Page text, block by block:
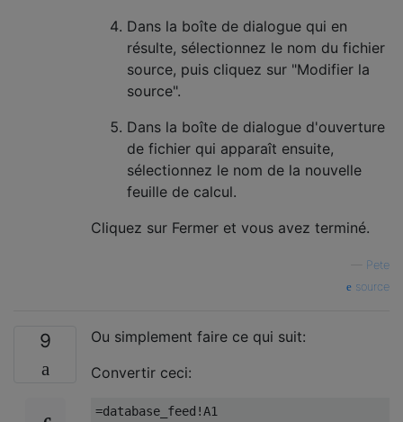
Dans la boîte de dialogue qui en
résulte, sélectionnez le nom du fichier
source, puis cliquez sur "Modifier la
source".
Dans la boîte de dialogue d'ouverture
de fichier qui apparaît ensuite,
sélectionnez le nom de la nouvelle
feuille de calcul.
Cliquez sur Fermer et vous avez terminé.
Pete
source
9
Ou simplement faire ce qui suit:
Convertir ceci:
=database_feed !A1